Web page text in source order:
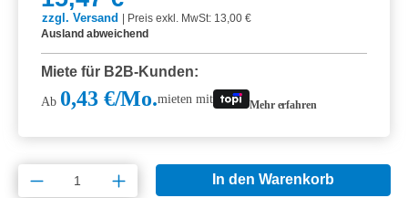
zzgl. Versand
Preis exkl. MwSt: 13,00 €
Ausland abweichend
Miete für B2B-Kunden:
Ab 0,43 €/Mo.mieten mit Mehr erfahren
Produkt Anzahl: Gib den gewünschten
In den Warenkorb